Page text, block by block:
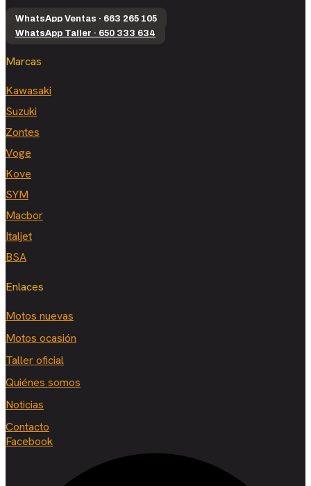
WhatsApp Ventas · 663 265 105
WhatsApp Taller · 650 333 634
Marcas
Kawasaki
Suzuki
Zontes
Voge
Kove
SYM
Macbor
Italjet
BSA
Enlaces
Motos nuevas
Motos ocasión
Taller oficial
Quiénes somos
Noticias
Contacto
Facebook